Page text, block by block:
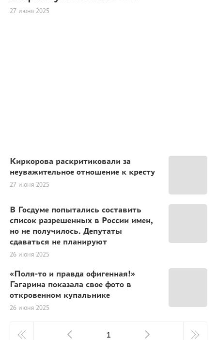
27 июня 2025
Киркорова раскритиковали за
неуважительное отношение к кресту
27 июня 2025
В Госдуме попытались составить
список разрешенных в России имен,
но не получилось. Депутаты
сдаваться не планируют
26 июня 2025
«Поля-то и правда офигенная!»
Гагарина показала свое фото в
откровенном купальнике
26 июня 2025
1